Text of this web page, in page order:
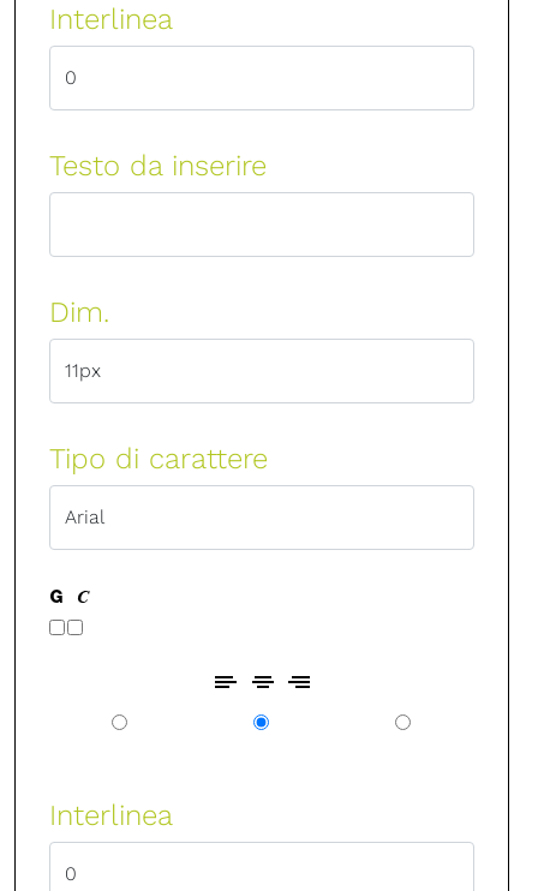
Interlinea
Testo da inserire
Dim.
Tipo di carattere
Interlinea